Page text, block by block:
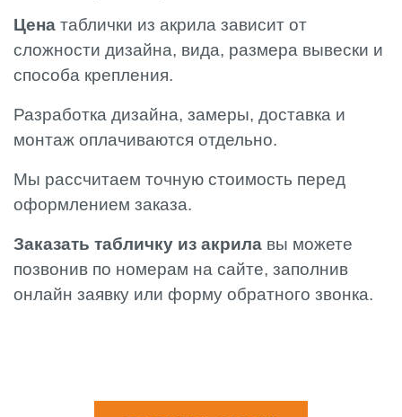
Цена таблички из акрила зависит от
сложности дизайна, вида, размера вывески и
способа крепления.
Разработка дизайна, замеры, доставка и
монтаж оплачиваются отдельно.
Мы рассчитаем точную стоимость перед
оформлением заказа.
Заказать табличку из акрила вы можете
позвонив по номерам на сайте, заполнив
онлайн заявку или форму обратного звонка.